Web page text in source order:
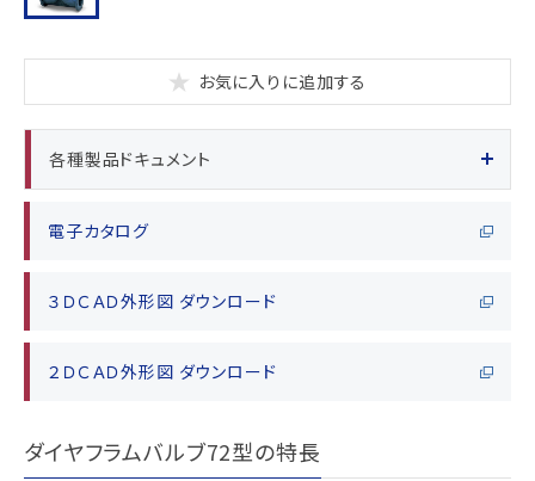
お気に入りに追加する
各種製品ドキュメント
電子カタログ
３ＤＣＡＤ外形図 ダウンロード
２ＤＣＡＤ外形図 ダウンロード
ダイヤフラムバルブ72型の特長